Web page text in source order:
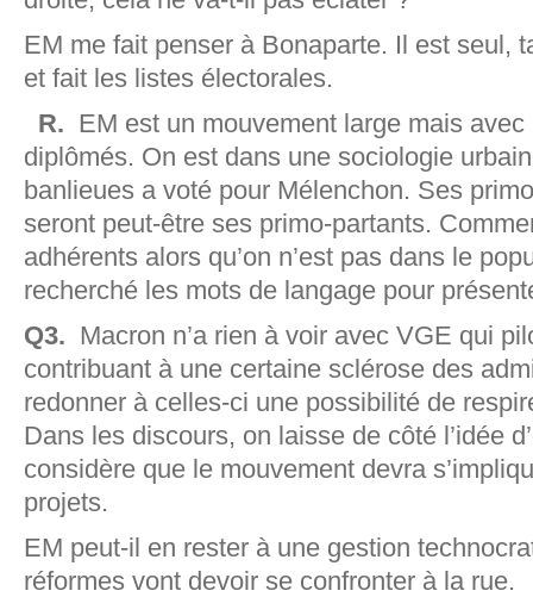
EM me fait penser à Bonaparte. Il est seul,
et fait les listes électorales.
R. EM est un mouvement large mais avec
diplômés. On est dans une sociologie
banlieues a voté pour Mélenchon. Ses
seront peut-être ses primo-partants.
adhérents alors qu’on n’est pas dans le
recherché les mots de langage pour
Q3. Macron n’a rien à voir avec VGE qui
contribuant à une certaine sclérose des
redonner à celles-ci une possibilité de
Dans les discours, on laisse de côté l’idée
considère que le mouvement devra
projets.
EM peut-il en rester à une gestion
réformes vont devoir se confronter à la rue.